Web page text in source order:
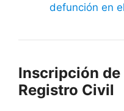
defunción en
Inscripción
Registro Civil